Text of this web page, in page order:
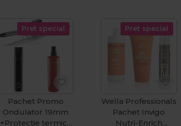
Pret special
Pachet Promo
Ondulator 19mm
+Protectie termica
Pret special
Wella Professionals
Pachet Invigo
Nutri-Enrich